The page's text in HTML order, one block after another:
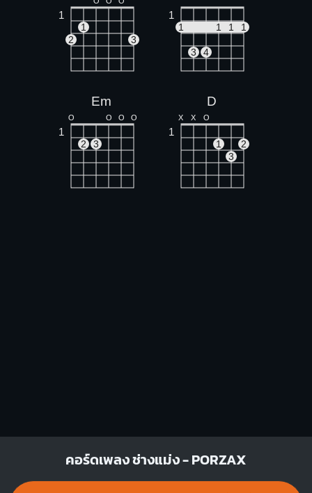
1
1
2
3
1
1 1 1 1
3 4
Em
O O O O
1
2 3
D
X X O
1
1
2
3
คอร์ดเพลง ช่างแม่ง - PORZAX